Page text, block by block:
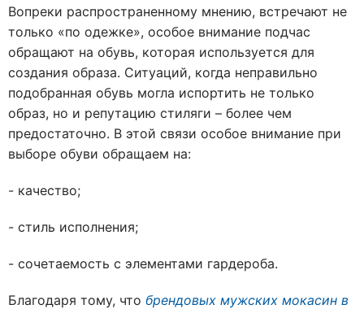
Вопреки распространенному мнению, встречают не
только «по одежке», особое внимание подчас
обращают на обувь, которая используется для
создания образа. Ситуаций, когда неправильно
подобранная обувь могла испортить не только
образ, но и репутацию стиляги – более чем
предостаточно. В этой связи особое внимание при
выборе обуви обращаем на:
- качество;
- стиль исполнения;
- сочетаемость с элементами гардероба.
Благодаря тому, что брендовых мужских мокасин в